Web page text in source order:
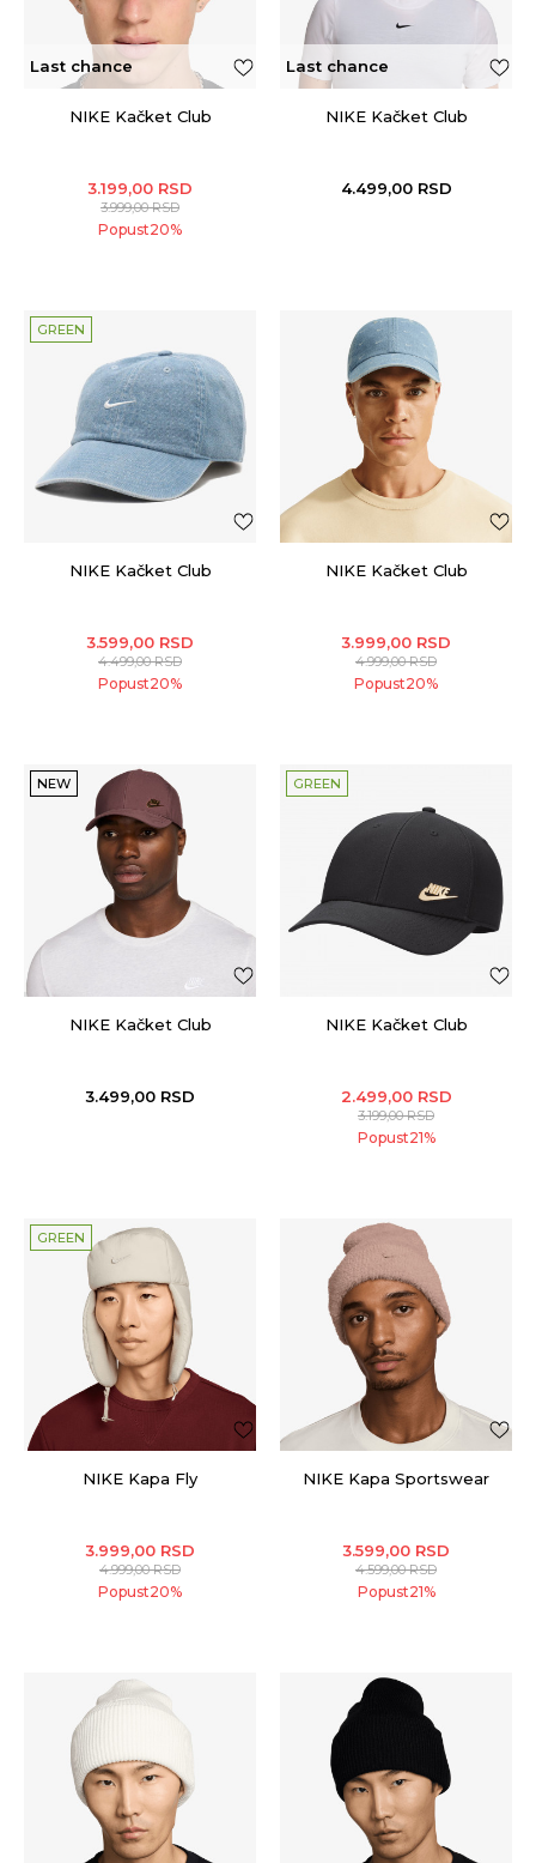
Last chance
NIKE Kačket Club
3.199,00 RSD
3.999,00RSD
Popust20%
Last chance
NIKE Kačket Club
4.499,00 RSD
GREEN
NIKE Kačket Club
3.599,00 RSD
4.499,00RSD
Popust20%
NIKE Kačket Club
3.999,00 RSD
4.999,00RSD
Popust20%
NEW
NIKE Kačket Club
3.499,00 RSD
GREEN
NIKE Kačket Club
2.499,00 RSD
3.199,00RSD
Popust21%
GREEN
NIKE Kapa Fly
3.999,00 RSD
4.999,00RSD
Popust20%
NIKE Kapa Sportswear
3.599,00 RSD
4.599,00RSD
Popust21%